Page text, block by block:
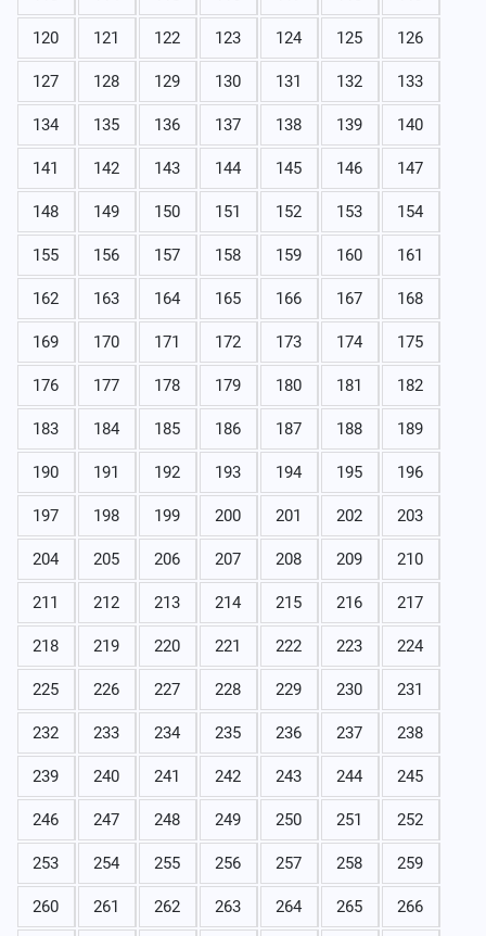
120 121 122 123 124 125 126
127 128 129 130 131 132 133
134 135 136 137 138 139 140
141 142 143 144 145 146 147
148 149 150 151 152 153 154
155 156 157 158 159 160 161
162 163 164 165 166 167 168
169 170 171 172 173 174 175
176 177 178 179 180 181 182
183 184 185 186 187 188 189
190 191 192 193 194 195 196
197 198 199 200 201 202 203
204 205 206 207 208 209 210
211 212 213 214 215 216 217
218 219 220 221 222 223 224
225 226 227 228 229 230 231
232 233 234 235 236 237 238
239 240 241 242 243 244 245
246 247 248 249 250 251 252
253 254 255 256 257 258 259
260 261 262 263 264 265 266